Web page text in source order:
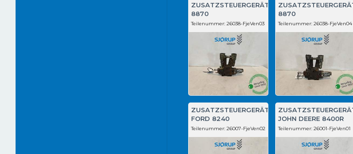
ZUSATZSTEUERGERÄT
8870
Teilenummer: 26038-FjeVen03
8870
Teilenummer: 26038-FjeVen04
ZUSATZSTEUERGERÄT
FORD 8240
Teilenummer: 26007-FjeVen02
JOHN DEERE 8400R
Teilenummer: 26001-FjeVen01